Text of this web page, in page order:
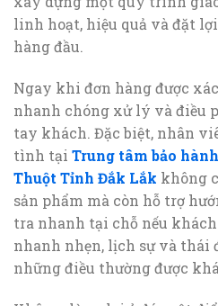
linh hoạt, hiệu quả và đặt
hàng đầu.
Ngay khi đơn hàng được
nhanh chóng xử lý và điều
tay khách. Đặc biệt, nhân
tình tại Trung tâm bảo
Thuột Tỉnh Đắk Lắk không
sản phẩm mà còn hỗ trợ
tra nhanh tại chỗ nếu
nhanh nhẹn, lịch sự và thái
những điều thường được